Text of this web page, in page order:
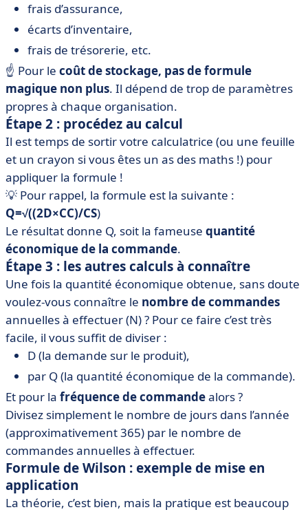
frais d’assurance,
écarts d’inventaire,
frais de trésorerie, etc.
☝️ Pour le coût de stockage, pas de formule
magique non plus. Il dépend de trop de paramètres
propres à chaque organisation.
Étape 2 : procédez au calcul
Il est temps de sortir votre calculatrice (ou une feuille
et un crayon si vous êtes un as des maths !) pour
appliquer la formule !
💡 Pour rappel, la formule est la suivante :
Q=√((2D×CC)/CS)
Le résultat donne Q, soit la fameuse quantité
économique de la commande.
Étape 3 : les autres calculs à connaître
Une fois la quantité économique obtenue, sans doute
voulez-vous connaître le nombre de commandes
annuelles à effectuer (N) ? Pour ce faire c’est très
facile, il vous suffit de diviser :
D (la demande sur le produit),
par Q (la quantité économique de la commande).
Et pour la fréquence de commandealors ?
Divisez simplement le nombre de jours dans l’année
(approximativement 365) par le nombre de
commandes annuelles à effectuer.
Formule de Wilson : exemple de mise en
application
La théorie, c’est bien, mais la pratique est beaucoup